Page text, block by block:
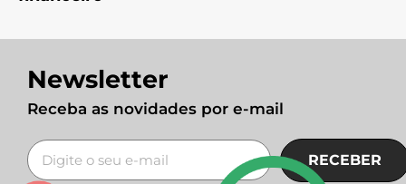
Newsletter
Receba as novidades por e-mail
RECEBER